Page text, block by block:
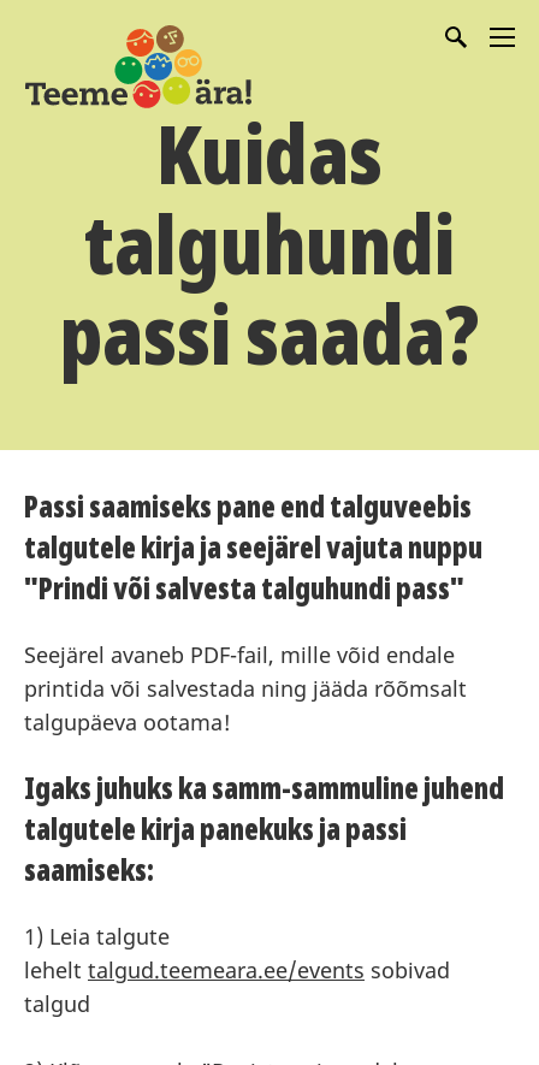
Kuidas
talguhundi
passi saada?
Passi saamiseks pane end talguveebis
talgutele kirja ja seejärel vajuta nuppu
"Prindi või salvesta talguhundi pass"
Seejärel avaneb PDF-fail, mille võid endale
printida või salvestada ning jääda rõõmsalt
talgupäeva ootama!
Igaks juhuks ka samm-sammuline juhend
talgutele kirja panekuks ja passi
saamiseks:
1) Leia talgute
lehelt talgud.teemeara.ee/events sobivad
talgud